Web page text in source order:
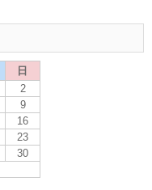
日
2
9
16
23
30